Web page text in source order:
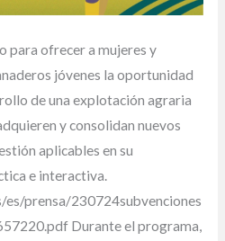
para ofrecer a mujeres y
jóvenes la oportunidad
de una explotación agraria
y consolidan nuevos
aplicables en su
e interactiva.
prensa/230724subvenciones
Durante el programa,